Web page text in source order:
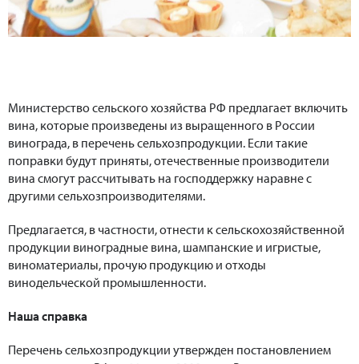
Министерство сельского хозяйства РФ предлагает включить
вина, которые произведены из выращенного в России
винограда, в перечень сельхозпродукции. Если такие
поправки будут приняты, отечественные производители
вина смогут рассчитывать на господдержку наравне с
другими сельхозпроизводителями.
Предлагается, в частности, отнести к сельскохозяйственной
продукции виноградные вина, шампанские и игристые,
виноматериалы, прочую продукцию и отходы
винодельческой промышленности.
Наша справка
Перечень сельхозпродукции утвержден постановлением